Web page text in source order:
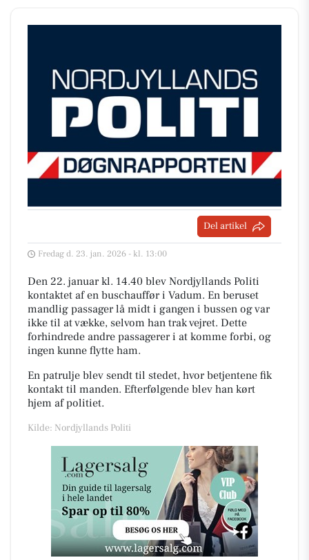
Del artikel
Fredag d. 23. jan. 2026 - kl. 13:00
Den 22. januar kl. 14.40 blev Nordjyllands Politi
kontaktet af en buschauffør i Vadum. En beruset
mandlig passager lå midt i gangen i bussen og var
ikke til at vække, selvom han trak vejret. Dette
forhindrede andre passagerer i at komme forbi, og
ingen kunne flytte ham.
En patrulje blev sendt til stedet, hvor betjentene fik
kontakt til manden. Efterfølgende blev han kørt
hjem af politiet.
Kilde: Nordjyllands Politi